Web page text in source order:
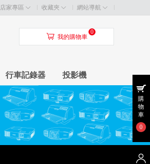
店家專區 收藏夾 網站導航
󰃦 我的購物車
0
行車記錄器 投影機
購
物
車
0